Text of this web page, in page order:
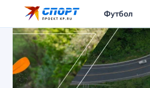
Футбол